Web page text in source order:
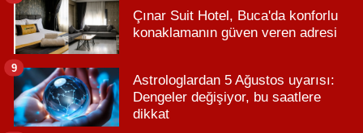
Çınar Suit Hotel, Buca'da konforlu
konaklamanın güven veren adresi
Astrologlardan 5 Ağustos uyarısı:
Dengeler değişiyor, bu saatlere
dikkat
9